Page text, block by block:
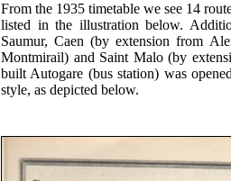
From the 1935 timetable we see 14
listed in the illustration below.
Saumur, Caen (by extension from
Montmirail) and Saint Malo (by
built Autogare (bus station) was
style, as depicted below.